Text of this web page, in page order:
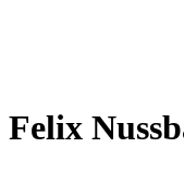
Felix